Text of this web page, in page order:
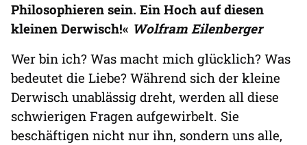
Philosophieren sein. Ein Hoch auf diesen
kleinen Derwisch!« Wolfram Eilenberger
Wer bin ich? Was macht mich glücklich? Was
bedeutet die Liebe? Während sich der kleine
Derwisch unablässig dreht, werden all diese
schwierigen Fragen aufgewirbelt. Sie
beschäftigen nicht nur ihn, sondern uns alle,